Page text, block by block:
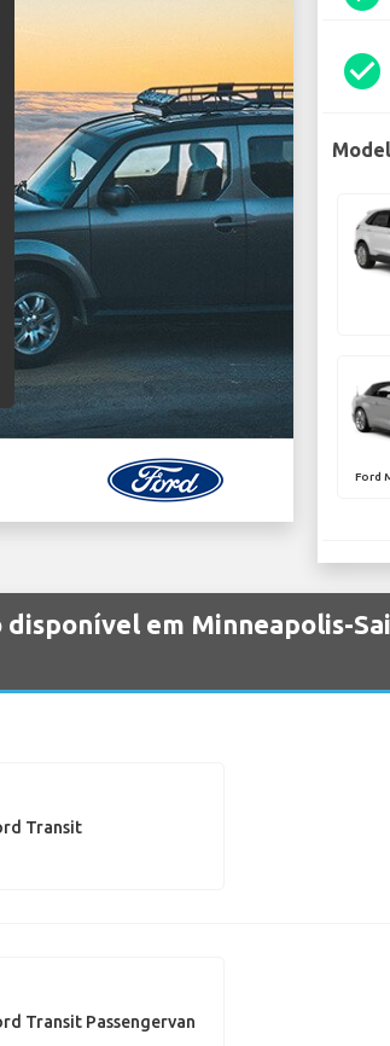
check_circle
Ford
em Minneapolis-
Transit
Transit Passengervan